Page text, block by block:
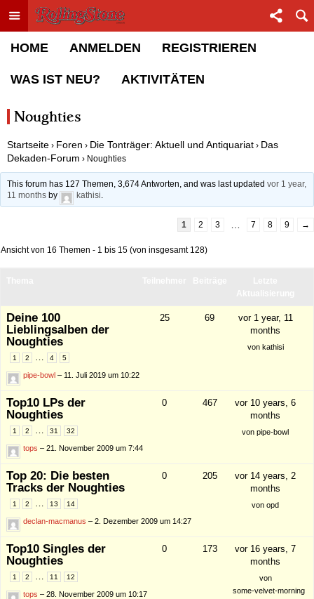
Toggle menu
Rolling Stone Forum
HOME ANMELDEN REGISTRIEREN
WAS IST NEU? AKTIVITÄTEN
Noughties
Startseite › Foren › Die Tonträger: Aktuell und Antiquariat › Das
Dekaden-Forum › Noughties
This forum has 127 Themen, 3,674 Antworten, and was last updatedvor 1 year,
11 months by kathisi.
1 2 3 7 8 9 →
Ansicht von 16 Themen - 1 bis 15 (von insgesamt 128)
Deine 100
Lieblingsalben der
Noughties
1 2 … 4 5
pipe-bowl – 11. Juli 2019 um 10:22
25 69
vor 1 year, 11
months
von kathisi
Top10 LPs der
Noughties
1 2 … 31 32
tops – 21. November 2009 um 7:44
0 467
vor 10 years, 6
months
vonpipe-bowl
Top 20: Die besten
Tracks der Noughties
1 2 … 13 14
declan-macmanus – 2. Dezember 2009 um 14:27
0 205
vor 14 years, 2
months
vonopd
Top10 Singles der
Noughties
1 2 … 11 12
tops – 28. November 2009 um 10:17
0 173
vor 16 years, 7
months
von
some-velvet-morning